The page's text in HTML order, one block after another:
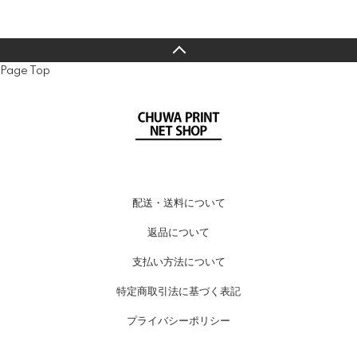
Page Top
配送・送料について
返品について
支払い方法について
特定商取引法に基づく表記
プライバシーポリシー